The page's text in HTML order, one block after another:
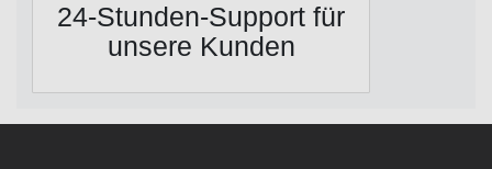
24-Stunden-Support für
unsere Kunden